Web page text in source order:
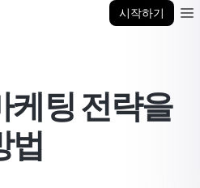
시작하기
케팅 전략을
법